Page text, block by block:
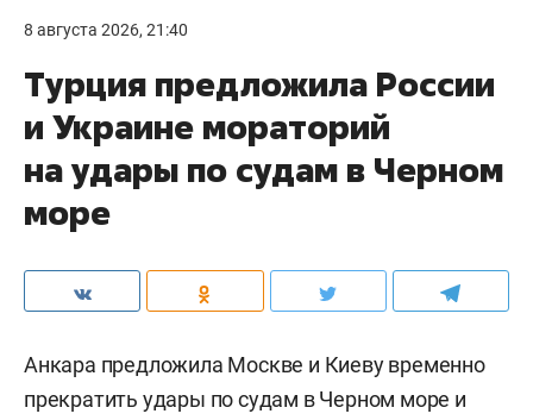
8 августа 2026, 21:40
Турция предложила России
и Украине мораторий
на удары по судам в Черном
море
Анкара предложила Москве и Киеву временно
прекратить удары по судам в Черном море и